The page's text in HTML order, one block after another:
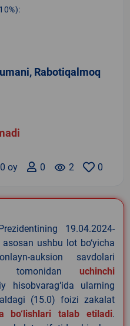
Rabotiqalmoq
0
remove_red_eye 2
0
oy
19.04.2024-
ushbu lot bo‘yicha
auksion savdolari
tomonidan uchinchi
hisobvarag‘ida ularning
(15.0) foizi zakalat
bo‘lishlari talab etiladi.